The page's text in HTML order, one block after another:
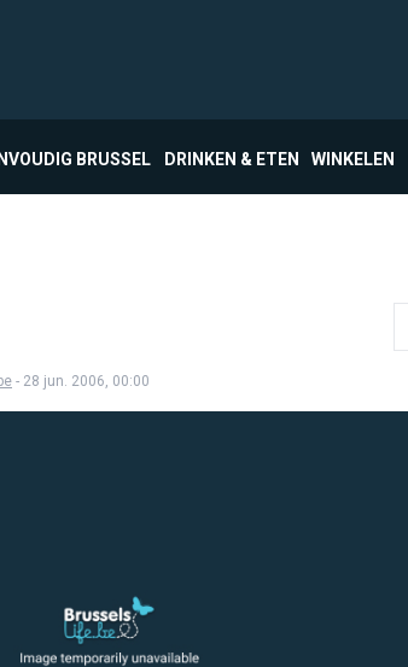
BRUSSEL DRINKEN & ETEN WINKELEN
- 28 jun. 2006, 00:00